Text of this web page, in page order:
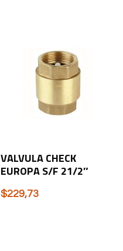
VALVULA CHECK
EUROPA S/F 21/2″
$229,73